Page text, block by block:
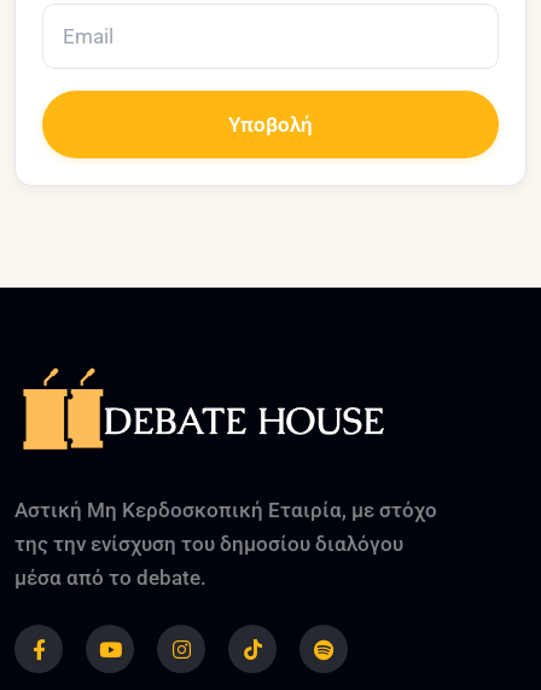
Υποβολή
Αστική Μη Κερδοσκοπική Εταιρία, με στόχο
της την ενίσχυση του δημοσίου διαλόγου
μέσα από το debate.